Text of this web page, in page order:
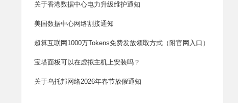
关于香港数据中心电力升级维护通知
美国数据中心网络割接通知
超算互联网1000万Tokens免费发放领取方式（附官网入口）
宝塔面板可以在虚拟主机上安装吗？
关于乌托邦网络2026年春节放假通知